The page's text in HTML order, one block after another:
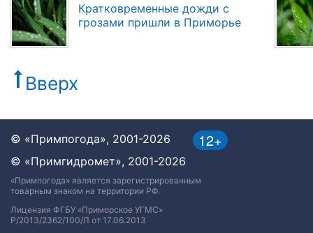
Кратковременные дожди с
грозами пришли в Приморье
Вверх
12+
© «Примпогода», 2001-2026
© «Примгидромет», 2001-2026
«Примпогода» является зарегистрированным
товарным знаком на территории РФ.
Лицензия ФГБУ «Приморское УГМС»
Р/2013/2362/100/Л от 17.06.2013